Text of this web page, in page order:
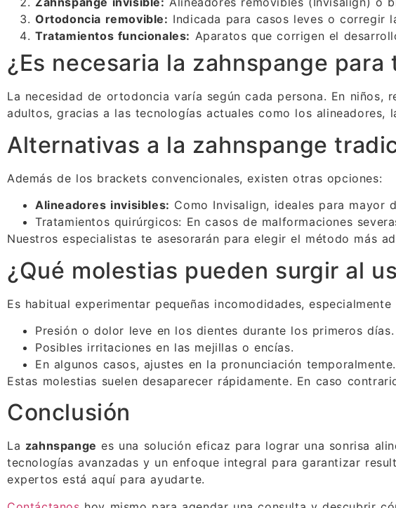
Ortodoncia removible: Indicada para casos leves o corregir
Tratamientos funcionales: Aparatos que corrigen el
¿Es necesaria la zahnspange para
La necesidad de ortodoncia varía según cada persona. En niños,
adultos, gracias a las tecnologías actuales como los alineadores,
Alternativas a la zahnspange
Además de los brackets convencionales, existen otras opciones:
Alineadores invisibles: Como Invisalign, ideales para mayor
Tratamientos quirúrgicos: En casos de malformaciones
Nuestros especialistas te asesorarán para elegir el método más
¿Qué molestias pueden surgir al
Es habitual experimentar pequeñas incomodidades,
Presión o dolor leve en los dientes durante los primeros días.
Posibles irritaciones en las mejillas o encías.
En algunos casos, ajustes en la pronunciación temporalmente.
Estas molestias suelen desaparecer rápidamente. En caso
Conclusión
La zahnspange es una solución eficaz para lograr una sonrisa
tecnologías avanzadas y un enfoque integral para garantizar
expertos está aquí para ayudarte.